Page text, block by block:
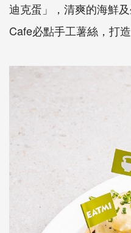
迪克蛋」，清爽的海鮮
Cafe必點手工薯絲，打